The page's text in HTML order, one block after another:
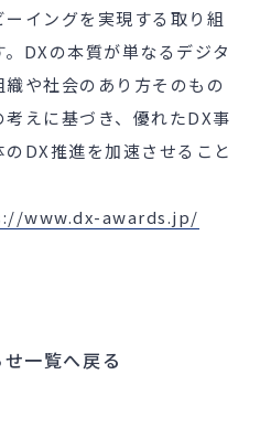
イングを実現する取り組
DXの本質が単なるデジタ
や社会のあり方そのもの
えに基づき、優れたDX事
のDX推進を加速させること
www.dx-awards.jp/
一覧へ戻る